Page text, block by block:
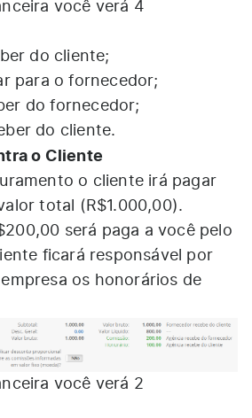
você verá 4
do cliente;
para o fornecedor;
do fornecedor;
do cliente.
o Cliente
o cliente irá pagar
total (R$1.000,00).
será paga a você pelo
ficará responsável por
os honorários de
você verá 2